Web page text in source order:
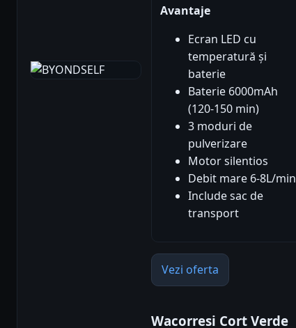
Avantaje
Ecran LED cu
temperatură și
baterie
Baterie 6000mAh
(120-150 min)
3 moduri de
pulverizare
Motor silentios
Debit mare 6-8L/min
Include sac de
transport
Vezi oferta
Wacorresi Cort Verde